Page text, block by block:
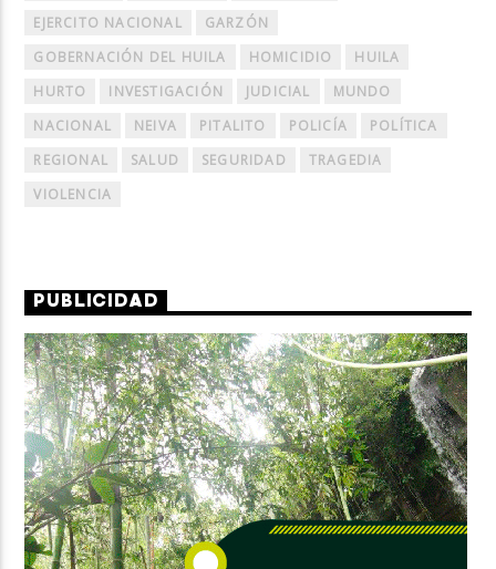
EJERCITO NACIONAL
GARZÓN
GOBERNACIÓN DEL HUILA
HOMICIDIO
HUILA
HURTO
INVESTIGACIÓN JUDICIAL
MUNDO
NACIONAL
NEIVA PITALITO POLICÍA
POLÍTICA
REGIONAL
SALUD SEGURIDAD
TRAGEDIA
VIOLENCIA
PUBLICIDAD